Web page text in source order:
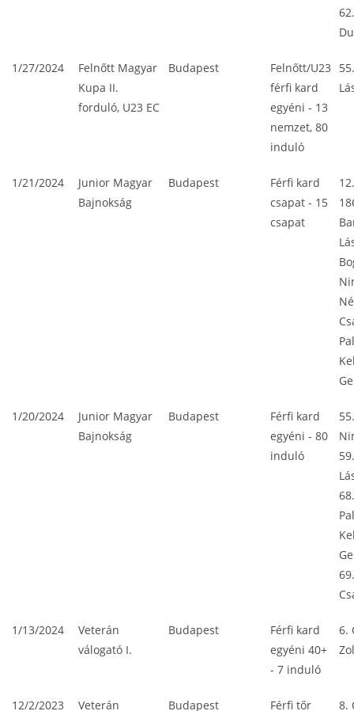
1/27/2024
Felnőtt Magyar
Kupa II.
forduló, U23 EC
Budapest
Felnőtt/U23
férfi kard
egyéni - 13
nemzet, 80
induló
1/21/2024
Junior Magyar
Bajnokság
Budapest
Férfi kard
csapat - 15
csapat
1/20/2024
Junior Magyar
Bajnokság
Budapest
Férfi kard
egyéni - 80
induló
68.
1/13/2024
Veterán
válogató I.
Budapest
Férfi kard
egyéni 40+
- 7 induló
6.
12/2/2023
Veterán
Budapest
Férfi tőr
8.